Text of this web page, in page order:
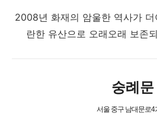
2008년 화재의 암울한 역사가
란한 유산으로 오래오래 보존